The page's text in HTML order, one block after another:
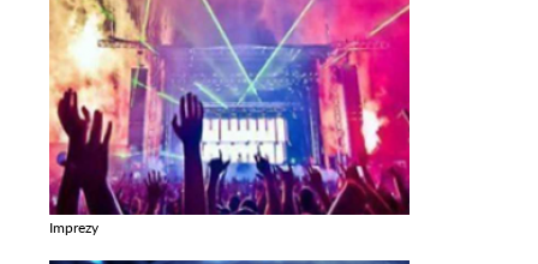
Imprezy